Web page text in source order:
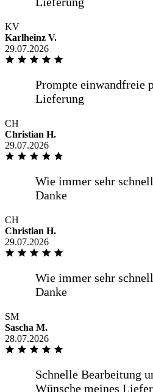
KV
Karlheinz V.
29.07.2026
CH
Christian H.
29.07.2026
CH
Christian H.
29.07.2026
SM
Sascha M.
28.07.2026
Kompetent freundlich
Von der Bestellung bis zur
war alles Wunderbar. Gerne
Alles bestens, gerne wieder.
Sehr zügige Lieferung, Sehr gute
Fensterscheiben bereits seit 6
Gebrauch. Sehr gute